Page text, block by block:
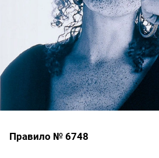
Правило № 6748